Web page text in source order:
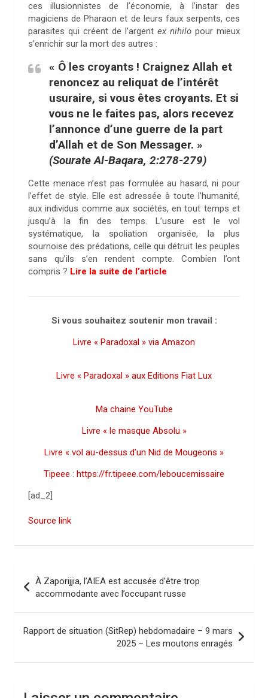
ces illusionnistes de l’économie, à l’instar des
magiciens de Pharaon et de leurs faux serpents, ces
parasites qui créent de l’argent ex nihilo pour mieux
s’enrichir sur la mort des autres :
« Ô les croyants ! Craignez Allah et
renoncez au reliquat de l’intérêt
usuraire, si vous êtes croyants. Et si
vous ne le faites pas, alors recevez
l’annonce d’une guerre de la part
d’Allah et de Son Messager. »
(Sourate Al-Baqara, 2:278-279)
Cette menace n’est pas formulée au hasard, ni pour
l’effet de style. Elle est adressée à toute l’humanité,
aux individus comme aux sociétés, en tout temps et
jusqu’à la fin des temps. L’usure est le vol
systématique, la spoliation organisée, la plus
sournoise des prédations, celle qui détruit les peuples
sans qu’ils s’en rendent compte. Combien l’ont
compris ? Lire la suite de l’article
Si vous souhaitez soutenir mon travail :
Livre « Paradoxal » via Amazon
Livre « Paradoxal » aux Editions Fiat Lux
Ma chaine YouTube
Livre « le masque Absolu »
Livre « vol au-dessus d’un Nid de Mougeons »
Tipeee : https://fr.tipeee.com/leboucemissaire
[ad_2]
Source link
v
a
À Zaporijjia, l’AIEA est accusée d’être trop
accommodante avec l’occupant russe
Rapport de situation (SitRep) hebdomadaire – 9 mars
2025 – Les moutons enragés